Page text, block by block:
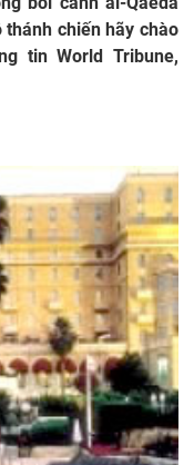
chiến hãy chào
tin World Tribune,